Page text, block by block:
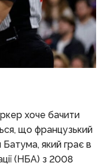
хоче бачити
що французький
який грає в
(НБА) з 2008